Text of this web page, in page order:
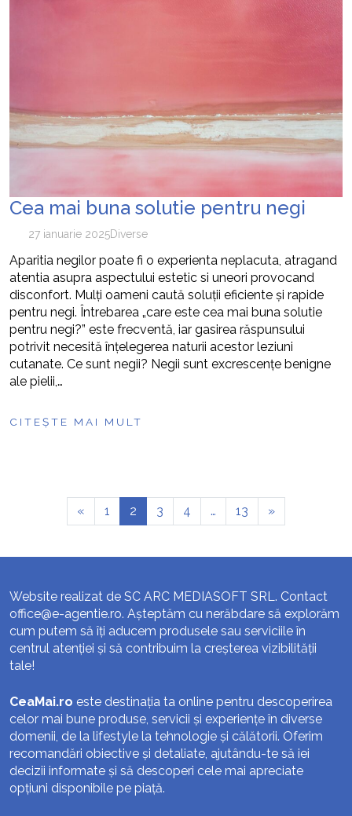
Cea mai buna solutie pentru negi
27 ianuarie 2025Diverse
Aparitia negilor poate fi o experienta neplacuta, atragand
atentia asupra aspectului estetic si uneori provocand
disconfort. Mulți oameni caută soluții eficiente și rapide
pentru negi. Întrebarea „care este cea mai buna solutie
pentru negi?” este frecventă, iar gasirea răspunsului
potrivit necesită înțelegerea naturii acestor leziuni
cutanate. Ce sunt negii? Negii sunt excrescențe benigne
ale pielii,…
CITEȘTE MAI MULT
« 1 2 3 4 … 13 »
Website realizat de SC ARC MEDIASOFT SRL. Contact
office@e-agentie.ro. Așteptăm cu nerăbdare să explorăm
cum putem să îți aducem produsele sau serviciile în
centrul atenției și să contribuim la creșterea vizibilității
tale!
CeaMai.ro este destinația ta online pentru descoperirea
celor mai bune produse, servicii și experiențe în diverse
domenii, de la lifestyle la tehnologie și călătorii. Oferim
recomandări obiective și detaliate, ajutându-te să iei
decizii informate și să descoperi cele mai apreciate
opțiuni disponibile pe piață.